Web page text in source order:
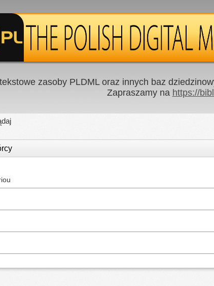
zasoby PLDML oraz innych baz
Zapraszamy na https://